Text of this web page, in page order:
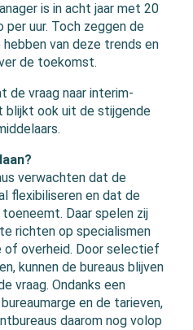
is in acht jaar met 20
per uur. Toch zeggen de
van deze trends en
de toekomst.
de vraag naar interim-
blijkt ook uit de stijgende
verwachten dat de
flexibiliseren en dat de
Daar spelen zij
richten op specialismen
of overheid. Door selectief
kunnen de bureaus blijven
vraag. Ondanks een
en de tarieven,
daarom nog volop